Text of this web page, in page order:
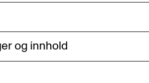
og innhold